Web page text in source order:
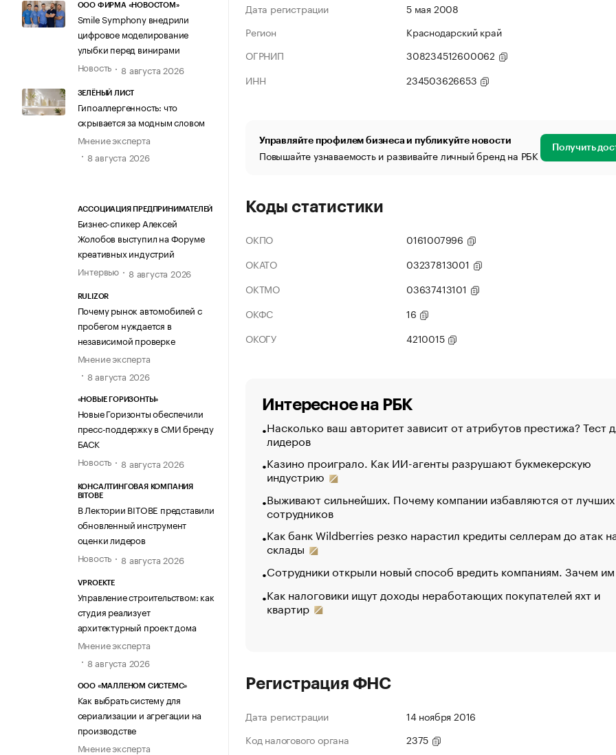
ООО ФИРМА «НОВОСТОМ»
Smile Symphony внедрили
цифровое моделирование
улыбки перед винирами
Новость
8 августа 2026
ЗЕЛЁНЫЙ ЛИСТ
Гипоаллергенность: что
скрывается за модным словом
Мнение эксперта
8 августа 2026
АССОЦИАЦИЯ ПРЕДПРИНИМАТЕЛЕЙ
Бизнес-спикер Алексей
Жолобов выступил на Форуме
креативных индустрий
Интервью
8 августа 2026
RULIZOR
Почему рынок автомобилей с
пробегом нуждается в
независимой проверке
Мнение эксперта
8 августа 2026
«НОВЫЕ ГОРИЗОНТЫ»
Новые Горизонты обеспечили
пресс-поддержку в СМИ бренду
БАСК
Новость
8 августа 2026
КОНСАЛТИНГОВАЯ КОМПАНИЯ
BITOBE
В Лектории BITOBE представили
обновленный инструмент
оценки лидеров
Новость
8 августа 2026
VPROEKTE
Управление строительством: как
студия реализует
архитектурный проект дома
Мнение эксперта
8 августа 2026
ООО «МАЛЛЕНОМ СИСТЕМС»
Как выбрать систему для
сериализации и агрегации на
производстве
Мнение эксперта
Дата регистрации
5 мая 2008
Регион
Краснодарский край
ОГРНИП
308234512600062
ИНН
234503626653
Управляйте профилем бизнеса и публикуйте новости
Повышайте узнаваемость и развивайте личный бренд на РБК Получить
Коды статистики
ОКПО
0161007996
ОКАТО
03237813001
ОКТМО
03637413101
ОКФС
16
ОКОГУ
4210015
Интересное на РБК
Насколько ваш авторитет зависит от атрибутов престижа? Тест
лидеров
Казино проиграло. Как ИИ-агенты разрушают букмекерскую
индустрию
Выживают сильнейших. Почему компании избавляются от лучших
сотрудников
Как банк Wildberries резко нарастил кредиты селлерам до атак
склады
Сотрудники открыли новый способ вредить компаниям. Зачем
Как налоговики ищут доходы неработающих покупателей яхт и
квартир
Регистрация ФНС
Дата регистрации
14 ноября 2016
Код налогового органа
2375